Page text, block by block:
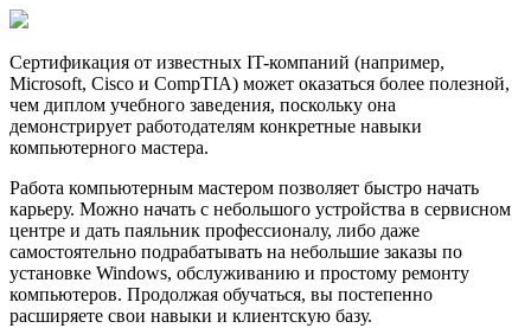
Сертификация от известных IT-компаний (например,
Microsoft, Cisco и CompTIA) может оказаться более полезной,
чем диплом учебного заведения, поскольку она
демонстрирует работодателям конкретные навыки
компьютерного мастера.
Работа компьютерным мастером позволяет быстро начать
карьеру. Можно начать с небольшого устройства в сервисном
центре и дать паяльник профессионалу, либо даже
самостоятельно подрабатывать на небольшие заказы по
установке Windows, обслуживанию и простому ремонту
компьютеров. Продолжая обучаться, вы постепенно
расширяете свои навыки и клиентскую базу.